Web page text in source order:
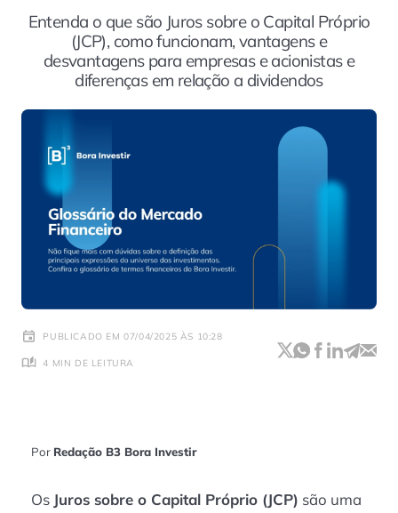
Entenda o que são Juros sobre o Capital Próprio
(JCP), como funcionam, vantagens e
desvantagens para empresas e acionistas e
diferenças em relação a dividendos
PUBLICADO EM 07/04/2025 ÀS 10:28
4 MIN DE LEITURA
Por Redação B3 Bora Investir
Os Juros sobre o Capital Próprio (JCP) são uma